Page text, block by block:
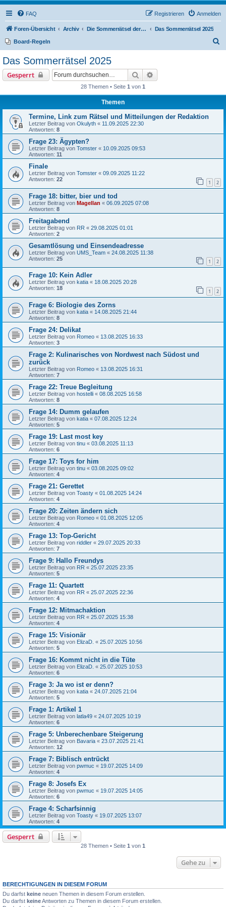
FAQ Anmelden
Registrieren
Foren-Übersicht Archiv Die Sommerrätsel der Rätselnasen Das Sommerrätsel 2025
Board-Regeln
Das Sommerrätsel 2025
Gesperrt Suche
28 Themen • Seite 1 von 1
Themen
Termine, Link zum Rätsel und Mitteilungen der Redaktion
Letzter Beitrag von Okulyth « 11.09.2025 22:30
Antworten: 8
Frage 23: Ägypten?
Letzter Beitrag von Tomster « 10.09.2025 09:53
Antworten: 11
Finale
Letzter Beitrag von Tomster « 09.09.2025 11:22
Antworten: 22 1 2
Frage 18: bitter, bier und tod
Letzter Beitrag von Magellan « 06.09.2025 07:08
Antworten: 8
Freitagabend
Letzter Beitrag von RR « 29.08.2025 01:01
Antworten: 2
Gesamtlösung und Einsendeadresse
Letzter Beitrag von UMS_Team « 24.08.2025 11:38
Antworten: 25 1 2
Frage 10: Kein Adler
Letzter Beitrag von katia « 18.08.2025 20:28
Antworten: 18 1 2
Frage 6: Biologie des Zorns
Letzter Beitrag von katia « 14.08.2025 21:44
Antworten: 8
Frage 24: Delikat
Letzter Beitrag von Romeo « 13.08.2025 16:33
Antworten: 3
Frage 2: Kulinarisches von Nordwest nach Südost und
zurück
Letzter Beitrag von Romeo « 13.08.2025 16:31
Antworten: 7
Frage 22: Treue Begleitung
Letzter Beitrag von hostelli « 08.08.2025 16:58
Antworten: 8
Frage 14: Dumm gelaufen
Letzter Beitrag von katia « 07.08.2025 12:24
Antworten: 5
Frage 19: Last most key
Letzter Beitrag von tinu « 03.08.2025 11:13
Antworten: 6
Frage 17: Toys for him
Letzter Beitrag von tinu « 03.08.2025 09:02
Antworten: 4
Frage 21: Gerettet
Letzter Beitrag von Toasty « 01.08.2025 14:24
Antworten: 4
Frage 20: Zeiten ändern sich
Letzter Beitrag von Romeo « 01.08.2025 12:05
Antworten: 4
Frage 13: Top-Gericht
Letzter Beitrag von riddler « 29.07.2025 20:33
Antworten: 7
Frage 9: Hallo Freundys
Letzter Beitrag von RR « 25.07.2025 23:35
Antworten: 5
Frage 11: Quartett
Letzter Beitrag von RR « 25.07.2025 22:36
Antworten: 4
Frage 12: Mitmachaktion
Letzter Beitrag von RR « 25.07.2025 15:38
Antworten: 4
Frage 15: Visionär
Letzter Beitrag von ElizaD. « 25.07.2025 10:56
Antworten: 5
Frage 16: Kommt nicht in die Tüte
Letzter Beitrag von ElizaD. « 25.07.2025 10:53
Antworten: 6
Frage 3: Ja wo ist er denn?
Letzter Beitrag von katia « 24.07.2025 21:04
Antworten: 5
Frage 1: Artikel 1
Letzter Beitrag von latla49 « 24.07.2025 10:19
Antworten: 6
Frage 5: Unberechenbare Steigerung
Letzter Beitrag von Bavaria « 23.07.2025 21:41
Antworten: 12
Frage 7: Biblisch entrückt
Letzter Beitrag von pwmuc « 19.07.2025 14:09
Antworten: 4
Frage 8: Josefs Ex
Letzter Beitrag von pwmuc « 19.07.2025 14:05
Antworten: 6
Frage 4: Scharfsinnig
Letzter Beitrag von Toasty « 19.07.2025 13:07
Antworten: 4
Gesperrt
28 Themen • Seite 1 von 1
Gehe zu
BERECHTIGUNGEN IN DIESEM FORUM
Du darfst keine neuen Themen in diesem Forum erstellen.
Du darfst keineAntworten zu Themen in diesem Forum erstellen.